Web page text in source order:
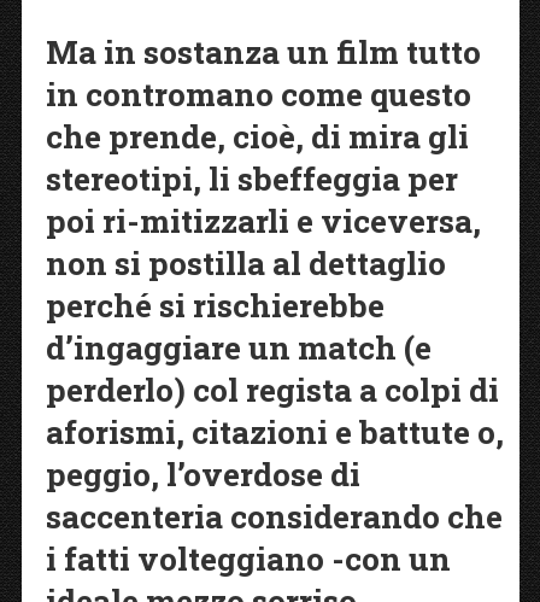
Ma in sostanza un film tutto
in contromano come questo
che prende, cioè, di mira gli
stereotipi, li sbeffeggia per
poi ri-mitizzarli e viceversa,
non si postilla al dettaglio
perché si rischierebbe
d’ingaggiare un match (e
perderlo) col regista a colpi di
aforismi, citazioni e battute o,
peggio, l’overdose di
saccenteria considerando che
i fatti volteggiano -con un